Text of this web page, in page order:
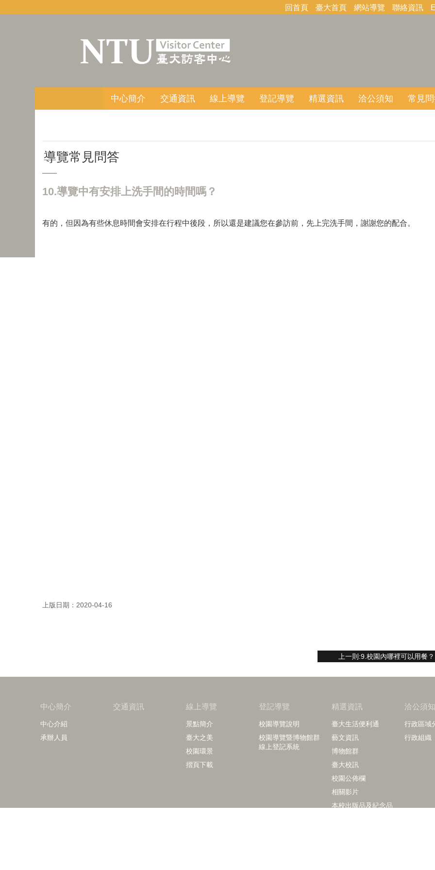
回首頁 臺大首頁 網站導覽 聯絡資訊
中心簡介 交通資訊 線上導覽 登記導覽 精選資訊 洽公須知 常見
導覽常見問答
10.導覽中有安排上洗手間的時間嗎？
有的，但因為有些休息時間會安排在行程中後段，所以還是建議您在參訪前，先上完洗手間，謝謝您的配合。
上版日期：2020-04-16
上一則:9.校園內哪裡可以用餐？
中心簡介
中心介紹
承辦人員
交通資訊 線上導覽
景點簡介
臺大之美
校園環景
摺頁下載
登記導覽
校園導覽說明
校園導覽暨博物館群
線上登記系統
精選資訊
臺大生活便利通
藝文資訊
博物館群
臺大校訊
校園公佈欄
相關影片
本校出版品及紀念品
洽公須知
行政區域
行政組織